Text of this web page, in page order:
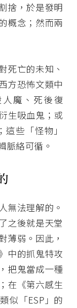
捨，於是發明
概念；然而兩
死亡的未知、
方恐怖文類中
魔、死後復
生吸血鬼；或
些「怪物」
脈絡可循。
無法理解的。
之後就是天堂
薄弱。因此，
中的抓鬼特攻
把鬼當成一種
在《第六感生
似「ESP」的